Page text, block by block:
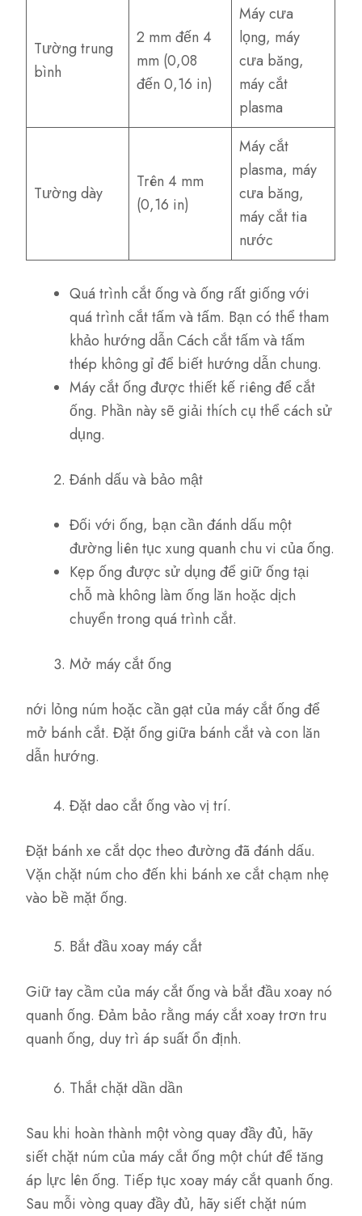
Tường trung
bình
2 mm đến 4
mm (0,08
đến 0,16 in)
Máy cưa
lọng, máy
cưa băng,
máy cắt
plasma
Tường dày
Trên 4 mm
(0,16 in)
Máy cắt
plasma, máy
cưa băng,
máy cắt tia
nước
Quá trình cắt ống và ống rất giống với
quá trình cắt tấm và tấm. Bạn có thể tham
khảo hướng dẫn Cách cắt tấm và tấm
thép không gỉ để biết hướng dẫn chung.
Máy cắt ống được thiết kế riêng để cắt
ống. Phần này sẽ giải thích cụ thể cách sử
dụng.
Đánh dấu và bảo mật
Đối với ống, bạn cần đánh dấu một
đường liên tục xung quanh chu vi của ống.
Kẹp ống được sử dụng để giữ ống tại
chỗ mà không làm ống lăn hoặc dịch
chuyển trong quá trình cắt.
Mở máy cắt ống
nới lỏng núm hoặc cần gạt của máy cắt ống để
mở bánh cắt. Đặt ống giữa bánh cắt và con lăn
dẫn hướng.
Đặt dao cắt ống vào vị trí.
Đặt bánh xe cắt dọc theo đường đã đánh dấu.
Vặn chặt núm cho đến khi bánh xe cắt chạm nhẹ
vào bề mặt ống.
Bắt đầu xoay máy cắt
Giữ tay cầm của máy cắt ống và bắt đầu xoay nó
quanh ống. Đảm bảo rằng máy cắt xoay trơn tru
quanh ống, duy trì áp suất ổn định.
Thắt chặt dần dần
Sau khi hoàn thành một vòng quay đầy đủ, hãy
siết chặt núm của máy cắt ống một chút để tăng
áp lực lên ống. Tiếp tục xoay máy cắt quanh ống.
Sau mỗi vòng quay đầy đủ, hãy siết chặt núm